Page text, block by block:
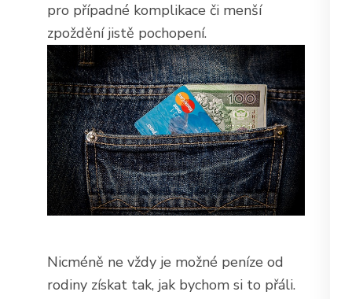
pro případné komplikace či menší
zpoždění jistě pochopení.
Nicméně ne vždy je možné peníze od
rodiny získat tak, jak bychom si to přáli.